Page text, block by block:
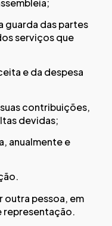
guarda das partes
serviços que
e da despesa
contribuições,
devidas;
anualmente e
outra pessoa, em
representação.